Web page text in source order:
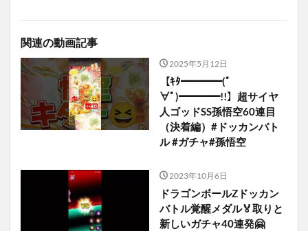
関連の動画記事
2025年5月12日
【ｷﾀ━━━━(ﾟ
∀ﾟ)━━━━!!】超サイヤ
人ゴッドSS孫悟空60連目
（決着編）#ドッカンバト
ル #ガチャ#孫悟空
2023年10月6日
ドラゴンボールZドッカン
バトル覚醒メダル🏅取りと
新しいガチャ40連発🤗